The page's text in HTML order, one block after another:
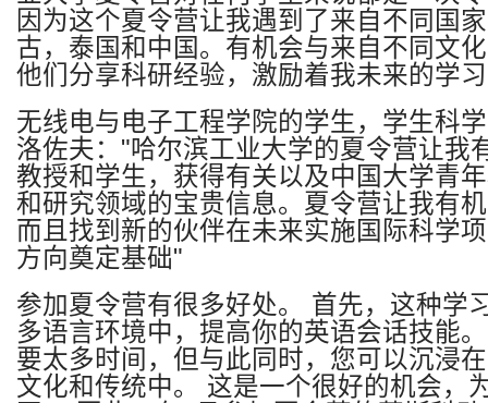
因为这个夏令营让我遇到了来自不同国
古，泰国和中国。有机会与来自不同文
他们分享科研经验，激励着我未来的学
无线电与电子工程学院的学生，学生科
洛佐夫： "哈尔滨工业大学的夏令营让我
教授和学生，获得有关以及中国大学青
和研究领域的宝贵信息。夏令营让我有
而且找到新的伙伴在未来实施国际科学
方向奠定基础"
参加夏令营有很多好处。 首先，这种学
多语言环境中，提高你的英语会话技能
要太多时间，但与此同时，您可以沉浸
文化和传统中。 这是一个很好的机会，